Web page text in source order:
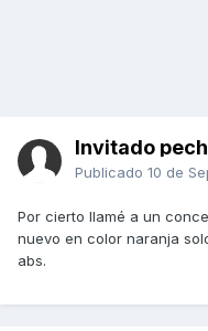
Invitado
Publicado 10 de
Por cierto llamé a un
nuevo en color naranja
abs.